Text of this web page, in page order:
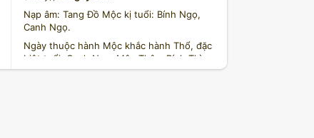
Nạp âm: Tang Đồ Mộc kị tuổi: Bính Ngọ,
Canh Ngọ.
Ngày thuộc hành Mộc khắc hành Thổ, đặc
biệt tuổi: Canh Ngọ, Mậu Thân, Bính Thìn
thuộc hành Thổ không sợ Mộc.